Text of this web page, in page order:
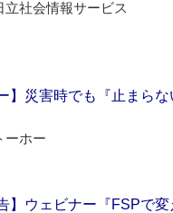
立社会情報サービス
】災害時でも『止まら
ーホー
】ウェビナー『FSPで